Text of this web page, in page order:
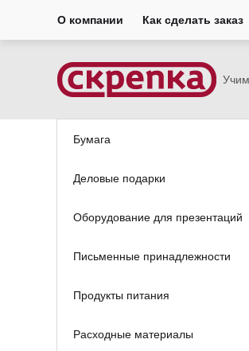
О компании Как сделать заказ
Бумага
Деловые подарки
Оборудование для презентаций
Письменные принадлежности
Продукты питания
Расходные материалы